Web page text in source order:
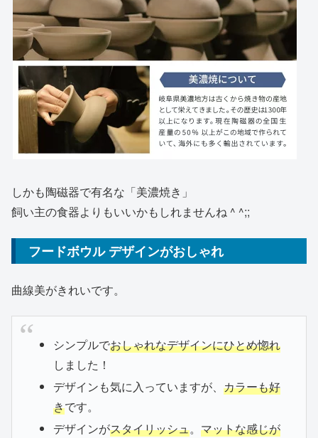
しかも陶磁器で有名な「美濃焼き」
飼い主の食器よりもいいかもしれませんね ^ ^;;
フードボウル デザインがおしゃれ
曲線美がきれいです。
シンプルでおしゃれなデザインにひとめ惚れ
しました！
デザインも気に入っていますが、 カラーも好
きです。
デザインがスタイリッシュ。 マットな感じが